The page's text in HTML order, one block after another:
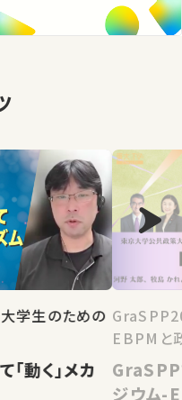
学生のための
動く」メカ
EBPMと
ジウム-